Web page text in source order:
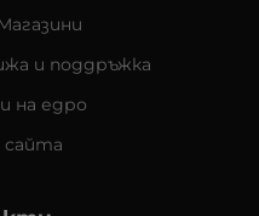
и поддръжка
на едро
сайта